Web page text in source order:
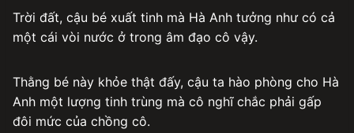
Trời đất, cậu bé xuất tinh mà Hà Anh tưởng như có cả
một cái vòi nước ở trong âm đạo cô vậy.
Thằng bé này khỏe thật đấy, cậu ta hào phòng cho Hà
Anh một lượng tinh trùng mà cô nghĩ chắc phải gấp
đôi mức của chồng cô.